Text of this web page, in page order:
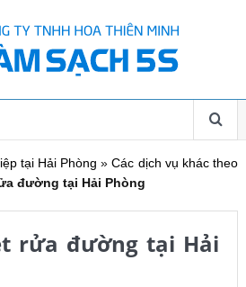
tại Hải Phòng »Các dịch vụ khác theo
đường tại Hải Phòng
rửa đường tại Hải